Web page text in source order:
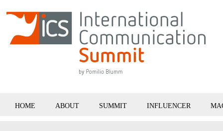
HOME ABOUT SUMMIT INFLUENCER